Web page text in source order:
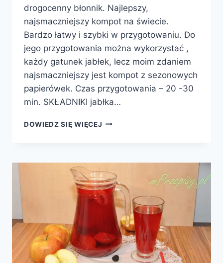
drogocenny błonnik. Najlepszy,
najsmaczniejszy kompot na świecie.
Bardzo łatwy i szybki w przygotowaniu. Do
jego przygotowania można wykorzystać ,
każdy gatunek jabłek, lecz moim zdaniem
najsmaczniejszy jest kompot z sezonowych
papierówek. Czas przygotowania – 20 -30
min. SKŁADNIKI jabłka…
DOWIEDZ SIĘ WIĘCEJ KOMPOT